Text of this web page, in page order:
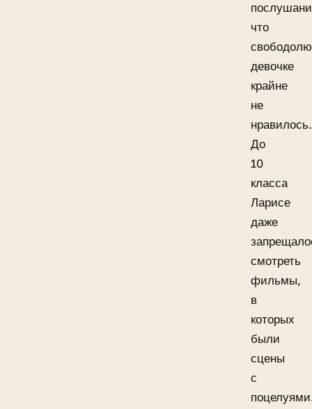
что
девочке
крайне
не
нравилось.
До
10
класса
Ларисе
даже
смотреть
фильмы,
в
которых
были
сцены
с